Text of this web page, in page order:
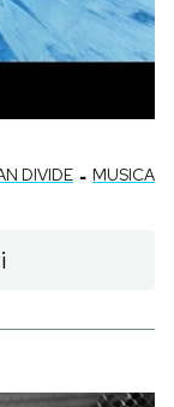
DIVIDE - MUSICA